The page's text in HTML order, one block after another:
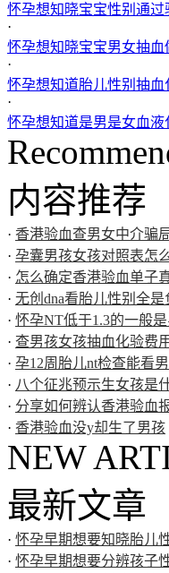
怀孕想知晓宝宝性别通
·
怀孕想知晓宝宝男女抽血
·
怀孕想知道胎儿性别抽血
·
怀孕想知道是男是女血液
内容推荐
· 香港验血查男女中介骗
· 孕囊男孩女孩对照表怎
· 怎么确定香港验血单子
· 无创dna看胎儿性别全
· 怀孕NT低于1.3的一般
· 查男孩女孩抽血化验费
· 孕12周胎儿nt检查能看
· 八个征兆预示生女孩是
· 分享如何辨认香港验血
· 香港验血没y却生了男孩
NEW
最新文章
· 怀孕早期想要知晓胎儿
· 怀孕早期想要分辨孩子